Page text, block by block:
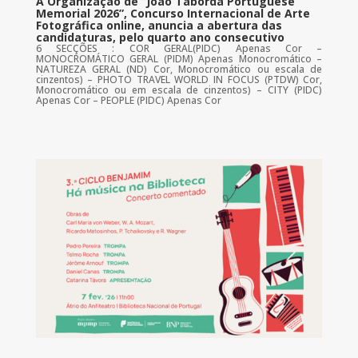
Memorial 2026”, Concurso Internacional de Arte
Fotográfica online, anuncia a abertura das
candidaturas, pelo quarto ano consecutivo
6 SECÇÕES : COR GERAL(PIDC) Apenas Cor –
MONOCROMÁTICO GERAL (PIDM) Apenas Monocromático –
NATUREZA GERAL (ND) Cor, Monocromático ou escala de
cinzentos) – PHOTO TRAVEL WORLD IN FOCUS (PTDW) Cor,
Monocromático ou em escala de cinzentos) – CITY (PIDC)
Apenas Cor – PEOPLE (PIDC) Apenas Cor